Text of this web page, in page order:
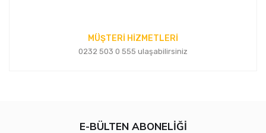
MÜŞTERİ HİZMETLERİ
0232 503 0 555 ulaşabilirsiniz
E-BÜLTEN ABONELİĞİ